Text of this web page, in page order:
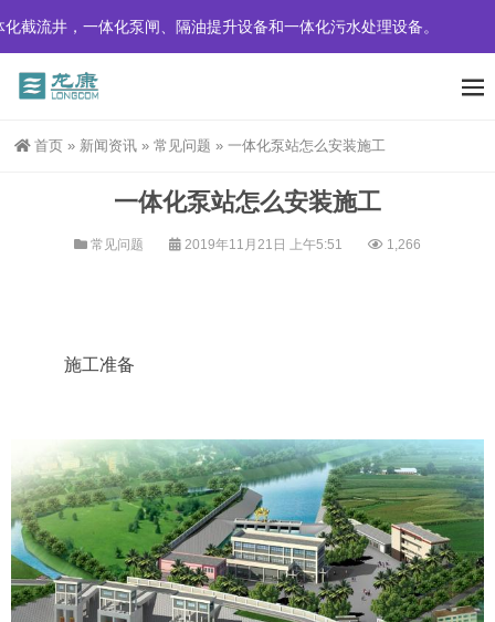
井，一体化泵闸、隔油提升设备和一体化污水处理设备。
首页 » 新闻资讯 » 常见问题 » 一体化泵站怎么安装施工
一体化泵站怎么安装施工
常见问题 2019年11月21日 上午5:51 1,266
施工准备